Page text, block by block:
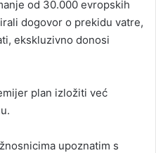
od 30.000 evropskih
dogovor o prekidu vatre,
ekskluzivno donosi
plan izložiti već
upoznatim s